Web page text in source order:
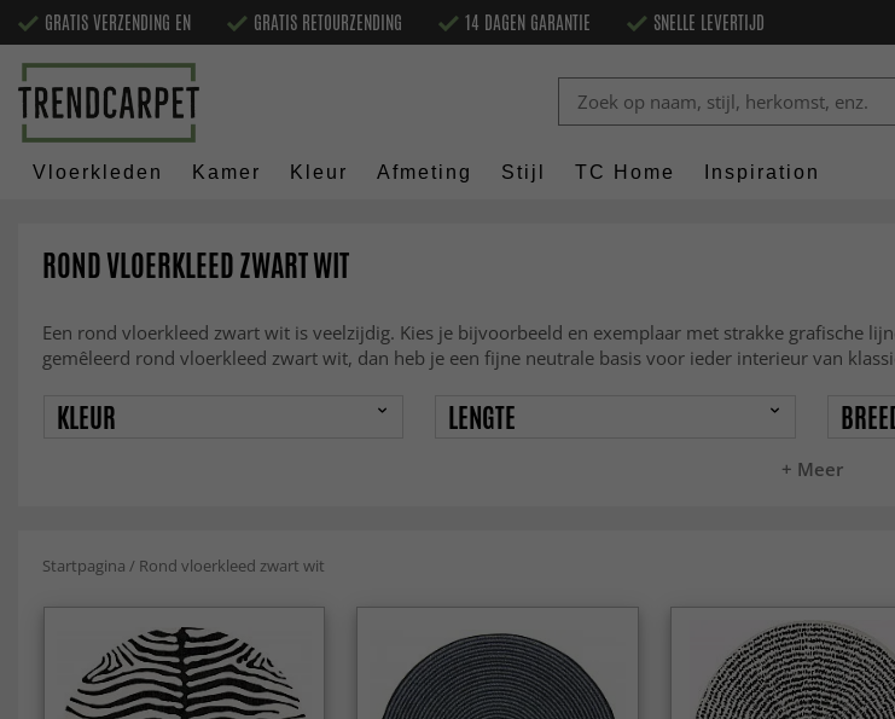
GRATIS VERZENDING EN GRATIS RETOURZENDING 14 DAGEN GARANTIE SNELLE LEVERTIJD
Vloerkleden Kamer Kleur Afmeting Stijl TC Home Inspiration
ROND VLOERKLEED ZWART WIT
Een rond vloerkleed zwart wit is veelzijdig. Kies je bijvoorbeeld en exemplaar met strakke grafische
gemêleerd rond vloerkleed zwart wit, dan heb je een fijne neutrale basis voor ieder interieur van
+ Meer
KLEUR LENGTE
Startpagina / Rond vloerkleed zwart wit